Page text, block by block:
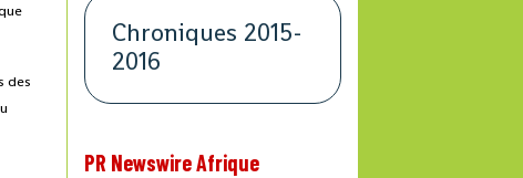
des
Chroniques 2015-
2016
PR Newswire Afrique